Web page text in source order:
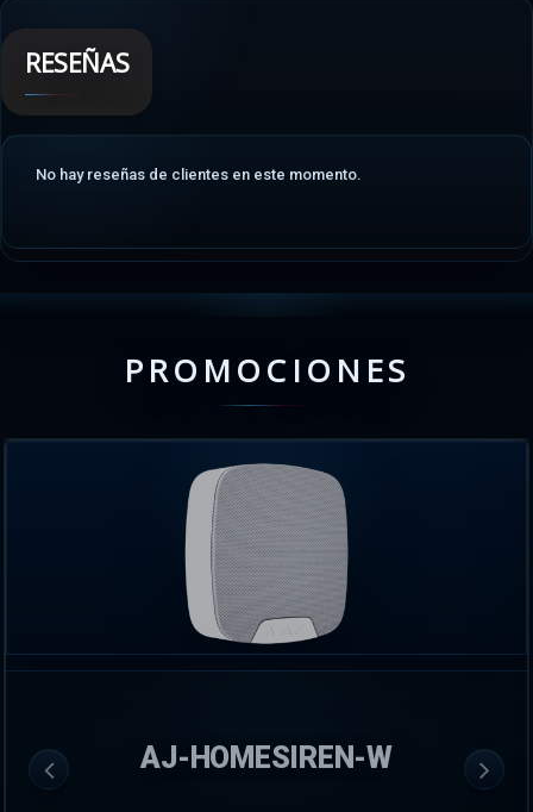
RESEÑAS
No hay reseñas de clientes en este momento.
PROMOCIONES
AJ-HOMESIREN-W